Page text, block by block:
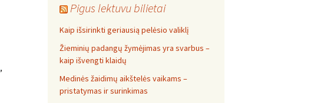
,
Pigus lektuvu bilietai
Kaip išsirinkti geriausią pelėsio valiklį
Žieminių padangų žymėjimas yra svarbus –
kaip išvengti klaidų
Medinės žaidimų aikštelės vaikams –
pristatymas ir surinkimas